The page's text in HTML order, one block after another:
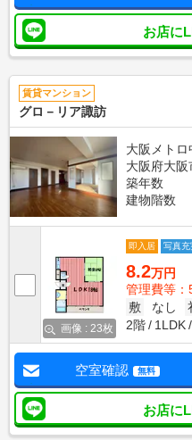
お店に
賃貸マンション
グロ－リア諏訪
大阪メト
大阪府大阪
築年数
建物階数
画像 : 23枚
即入居 写真充
8.2万円
管理費等：
敷
なし
2階
1LDK
空室確認 無料
お店に